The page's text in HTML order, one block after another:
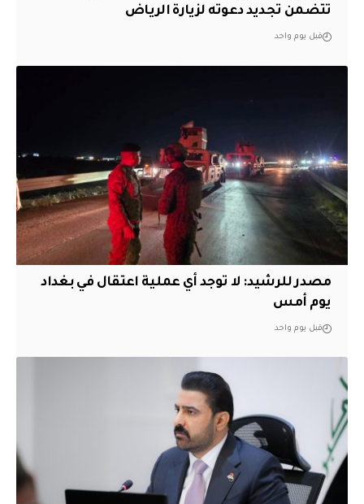
تتضمن تجديد دعوته لزيارة الرياض
قبل يوم واحد
مصدر للرشيد: لا توجد أي عملية اعتقال في بغداد
يوم أمس
قبل يوم واحد